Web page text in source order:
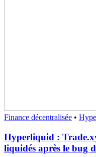
Finance décentralisée •
Hyperliquid :
liquidés après le bug